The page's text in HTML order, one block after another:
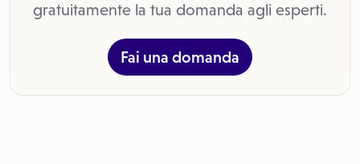
gratuitamente la tua domanda agli esperti.
Fai una domanda